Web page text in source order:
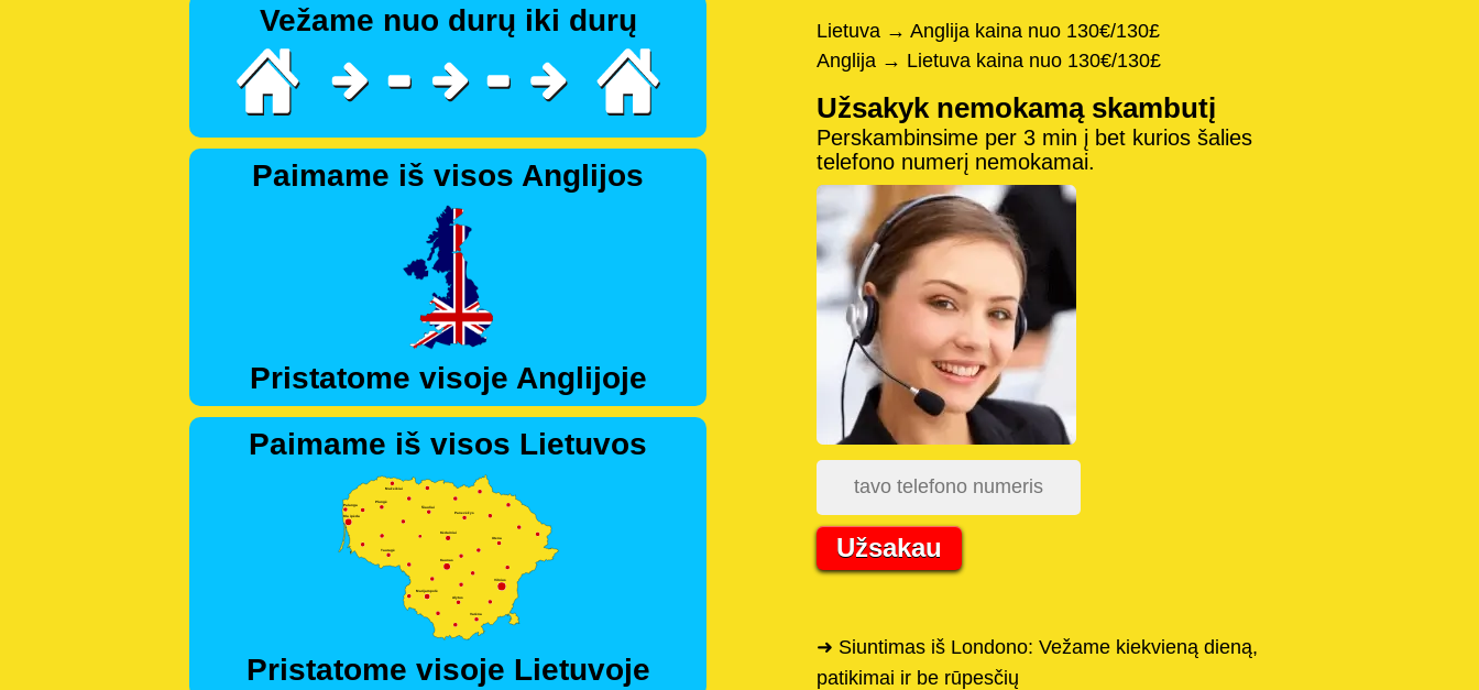
Vežame nuo durų iki durų
Paimame iš visos Anglijos
Pristatome visoje Anglijoje
Paimame iš visos Lietuvos
Pristatome visoje Lietuvoje
Lietuva → Anglija kaina nuo 130€/130£
Anglija → Lietuva kaina nuo 130€/130£
Užsakyk nemokamą skambutį
Perskambinsime per 3 min į bet kurios šalies
telefono numerį nemokamai.
Užsakau
➜ Siuntimas iš Londono: Vežame kiekvieną dieną,
patikimai ir be rūpesčių